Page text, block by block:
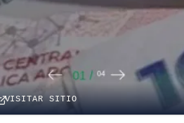
VISITAR SITIO